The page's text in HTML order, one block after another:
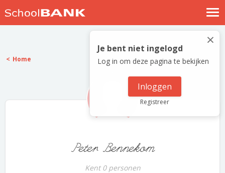
Nostalgische verhalen
Log in
Meld je gratis aan
×
Je bent niet ingelogd
Log in om deze pagina te bekijken
Inloggen
Registreer
Home
Peter Bennekom
Kent 0 personen